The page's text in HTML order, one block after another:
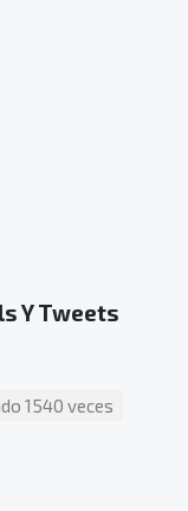
Y Tweets
1540 veces